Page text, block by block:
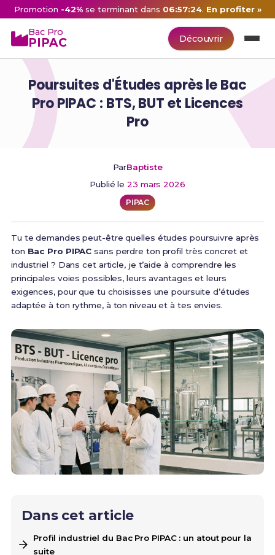
Promotion -42% se terminant dans 06:57:23. En profiter »
Bac Pro
PIPAC Découvrir
Poursuites d'Études après le Bac
Pro PIPAC : BTS, BUT et Licences
Pro
ParBaptiste
Publié le 23 mars 2026
PIPAC
Tu te demandes peut-être quelles études poursuivre après
ton Bac Pro PIPAC sans perdre ton profil très concret et
industriel ? Dans cet article, je t’aide à comprendre les
principales voies possibles, leurs avantages et leurs
exigences, pour que tu choisisses une poursuite d’études
adaptée à ton rythme, à ton niveau et à tes envies.
Dans cet article
Profil industriel du Bac Pro PIPAC : un atout pour la
suite